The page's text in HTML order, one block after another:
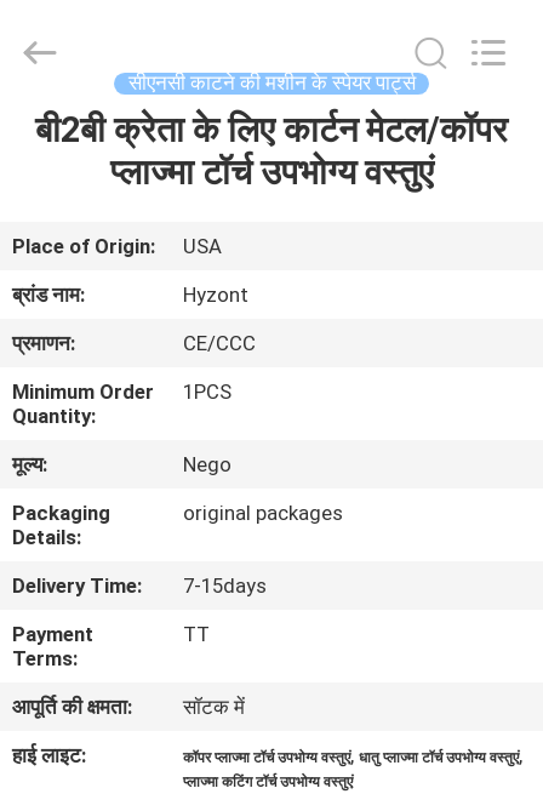
घर
वीडियो
हमारे
बारे
में
कारखाना
भ्रमण
गुणवत्ता
नियंत्रण
एक
Technologies
Co.,Ltd..
सीएनसी काटने की मशीन के स्पेयर पार्ट्स
बी2बी क्रेता के लिए कार्टन मेटल/कॉपर
प्लाज्मा टॉर्च उपभोग्य वस्तुएं
Place of Origin:
USA
ब्रांड नाम:
Hyzont
प्रमाणन:
CE/CCC
Minimum Order
Quantity:
1PCS
मूल्य:
Nego
Packaging
Details:
original packages
Delivery Time:
7-15days
Payment
Terms:
TT
आपूर्ति की क्षमता:
सॉटक में
हाई लाइट:
कॉपर प्लाज्मा टॉर्च उपभोग्य वस्तुएं,धातु प्लाज्मा टॉर्च उपभोग्य वस्तुएं,
प्लाज्मा कटिंग टॉर्च उपभोग्य वस्तुएं